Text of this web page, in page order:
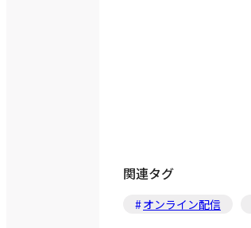
関連タグ
オンライン配信